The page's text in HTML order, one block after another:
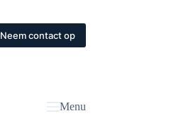
Neem contact op
Menu